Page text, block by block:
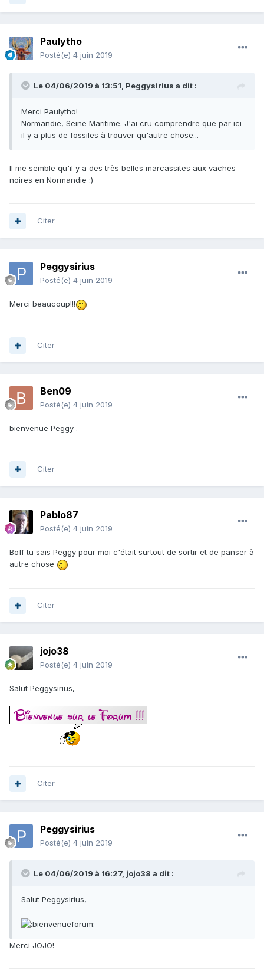
Paulytho
Posté(e) 4 juin 2019
Le 04/06/2019 à 13:51, Peggysirius a dit :
Merci Paulytho!
Normandie, Seine Maritime. J'ai cru comprendre que par ici
il y a plus de fossiles à trouver qu'autre chose...
Il me semble qu'il y a des très belles marcassites aux vaches
noires en Normandie :)
Citer
Peggysirius
Posté(e) 4 juin 2019
Merci beaucoup!!!
Citer
Ben09
Posté(e) 4 juin 2019
bienvenue Peggy .
Citer
Pablo87
Posté(e) 4 juin 2019
Boff tu sais Peggy pour moi c'était surtout de sortir et de panser à
autre chose
Citer
jojo38
Posté(e) 4 juin 2019
Salut Peggysirius,
Citer
Peggysirius
Posté(e) 4 juin 2019
Le 04/06/2019 à 16:27, jojo38 a dit :
Salut Peggysirius,
Merci JOJO!